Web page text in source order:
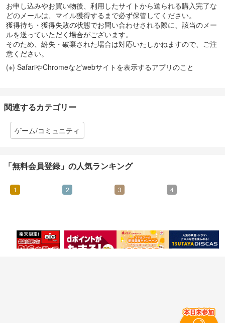
お申し込みやお買い物後、利用したサイトから送られる購入完了な
どのメールは、マイル獲得するまで必ず保管してください。
獲得待ち・獲得失敗の状態でお問い合わせされる際に、該当のメー
ルを送っていただく場合がございます。
そのため、紛失・破棄された場合は対応いたしかねますので、ご注
意ください。
(※) SafariやChromeなどwebサイトを表示するアプリのこと
関連するカテゴリー
ゲーム/コミュニティ
「無料会員登録」の人気ランキング
1
95マイル
2
400マイル
3
500マイル
4
800マイル